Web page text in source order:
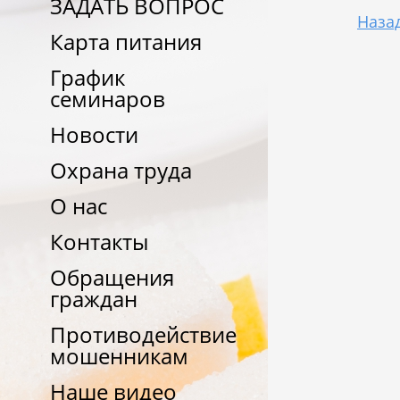
Карта питания
График
семинаров
Новости
Охрана труда
О нас
Контакты
Обращения
граждан
Противодействие
мошенникам
Наше видео